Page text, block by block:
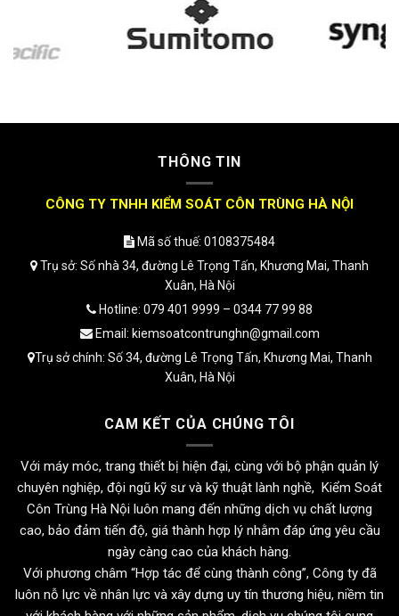
THÔNG TIN
CÔNG TY TNHH KIỂM SOÁT CÔN TRÙNG HÀ NỘI
Mã số thuế: 0108375484
Trụ sở: Số nhà 34, đường Lê Trọng Tấn, Khương Mai, Thanh
Xuân, Hà Nội
Hotline: 079 401 9999 – 0344 77 99 88
Email: kiemsoatcontrunghn@gmail.com
Trụ sở chính: Số 34, đường Lê Trọng Tấn, Khương Mai, Thanh
Xuân, Hà Nội
CAM KẾT CỦA CHÚNG TÔI
Với máy móc, trang thiết bị hiện đại, cùng với bộ phận quản lý
chuyên nghiệp, đội ngũ kỹ sư và kỹ thuật lành nghề, Kiểm Soát
Côn Trùng Hà Nội luôn mang đến những dịch vụ chất lượng
cao, bảo đảm tiến độ, giá thành hợp lý nhằm đáp ứng yêu cầu
ngày càng cao của khách hàng.
Với phương châm “Hợp tác để cùng thành công”, Công ty đã
luôn nỗ lực về nhân lực và xây dựng uy tín thương hiệu, niềm tin